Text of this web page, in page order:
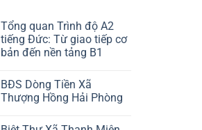
Tổng quan Trình độ A2
tiếng Đức: Từ giao tiếp cơ
bản đến nền tảng B1
BĐS Dòng Tiền Xã
Thượng Hồng Hải Phòng